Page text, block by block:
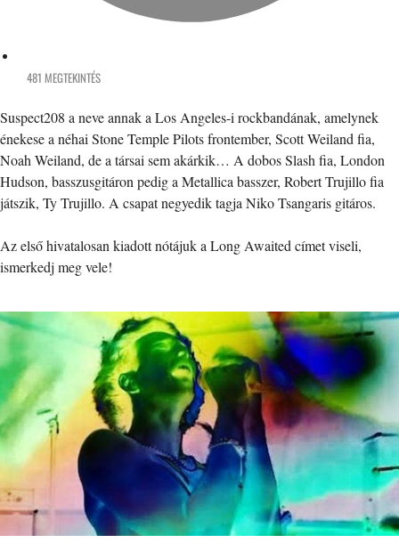
481 MEGTEKINTÉS
Suspect208 a neve annak a Los Angeles-i rockbandának, amelynek
énekese a néhai Stone Temple Pilots frontember, Scott Weiland fia,
Noah Weiland, de a társai sem akárkik… A dobos Slash fia, London
Hudson, basszusgitáron pedig a Metallica basszer, Robert Trujillo fia
játszik, Ty Trujillo. A csapat negyedik tagja Niko Tsangaris gitáros.
Az első hivatalosan kiadott nótájuk a Long Awaited címet viseli,
ismerkedj meg vele!